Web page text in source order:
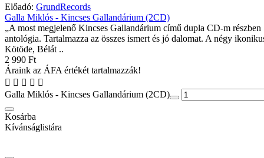
Előadó: GrundRecords
Galla Miklós - Kincses Gallandárium (2CD)
„A most megjelenő Kincses Gallandárium című dupla CD-m részben
antológia. Tartalmazza az összes ismert és jó dalomat. A négy
Kötöde, Bélát ..
2 990 Ft
Áraink az ÁFA értékét tartalmazzák!
Galla Miklós - Kincses Gallandárium (2CD)
Kosárba
Kívánságlistára